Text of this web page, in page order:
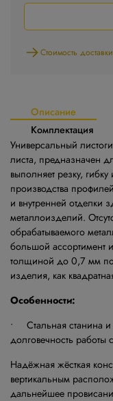
Стоимость
Описание
Комплектация
Универсальный
листа, предназначен
выполняет резку,
производства
и внутренней отделки
металлоизделий.
обрабатываемого
большой ассортимент
толщиной до 0,7 мм по
изделия, как
Особенности:
• Стальная станина и
долговечность работы
Надёжная жёсткая
вертикальным
дальнейшее